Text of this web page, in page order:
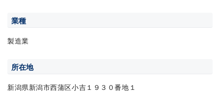
業種
製造業
所在地
新潟県新潟市西蒲区小吉１９３０番地１